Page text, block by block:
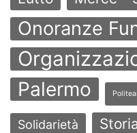
Onoranze
Palermo
Solidarietà